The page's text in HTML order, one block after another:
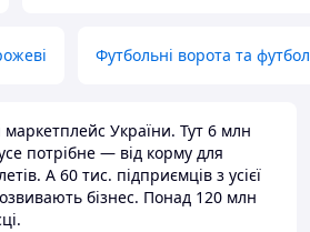
Футбольні ворота та
України. Тут 6 млн
потрібне — від корму для
А 60 тис. підприємців з усієї
бізнес. Понад 120 млн